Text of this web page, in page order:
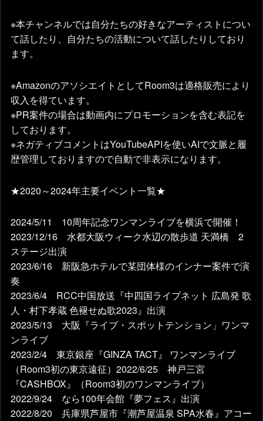
※本チャンネルでは自分たちの好きなアーティストについ
て話したり、自分たちの活動について話したりしており
ます。
※AmazonのアソシエイトとしてRoom3は適格販売により
収入を得ています。
※PR案件の場合は動画内にプロモーションを含む表記を
しております。
※ネガティブコメントはYouTubeAPIを使いAIで文脈と履
歴管理しておりますので自動で非表示になります。
★2020～2024年主要イベント一覧★
2024/5/11 10周年記念ワンマンライブを横浜で開催！
2023/12/16 水都大阪ウィーク水辺の散歩道 天満橋 2
ステージ出演
2023/6/16 新阪急ホテルで某団体様のインナー案件で演
奏
2023/6/4 RCC中国放送『中四国ライブネット 広島発 歌
人・村下孝蔵 色褪せぬ歌2023』出演
2023/5/13 大阪『ライブ・スポットテンション」ワンマ
ンライブ
2023/2/4 東京銀座『GINZA TACT』 ワンマンライブ
（Room3初の東京遠征）2022/6/25 神戸三宮
『CASHBOX』（Room3初のワンマンライブ）
2022/9/24 なら100年会館『夢フェス』出演
2022/8/20 兵庫県芦屋市『潮芦屋温泉 SPA水春』アコー